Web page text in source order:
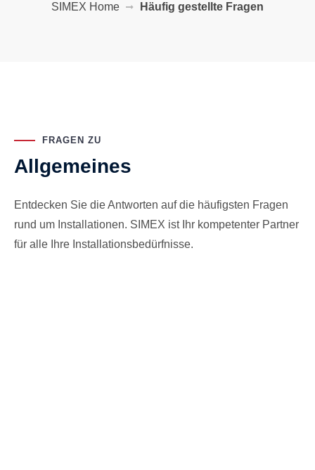
SIMEX Home Häufig gestellte Fragen
FRAGEN ZU
Allgemeines
Entdecken Sie die Antworten auf die häufigsten Fragen
rund um Installationen. SIMEX ist Ihr kompetenter Partner
für alle Ihre Installationsbedürfnisse.